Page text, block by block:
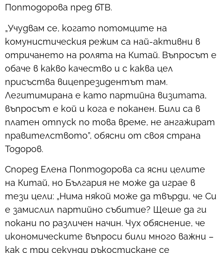
Поптодорова пред бТВ.
„Учудвам се, когато потомците на
комунистическия режим са най-активни в
отричането на ролята на Китай. Въпросът е
обаче в какво качество и с каква цел
присъства вицепрезидентът там.
Легитимирана е като партийна визитата,
въпросът е кой и кога е поканен. Били са в
платен отпуск по това време, не ангажират
правителството”, обясни от своя страна
Тодоров.
Според Елена Поптодорова са ясни целите
на Китай, но България не може да играе в
тези цели: „Нима някой може да твърди, че Си
е замислил партийно събитие? Щеше да ги
покани по различен начин. Чух обяснение, че
икономическите въпроси били много важни –
как с три секунди ръкостискане се